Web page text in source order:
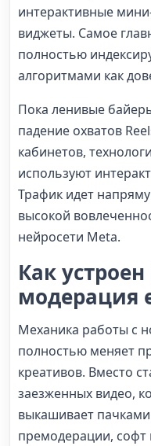
интерактивные
виджеты. Самое
полностью
алгоритмами как
Пока ленивые
падение охватов
кабинетов,
используют
Трафик идет
высокой
нейросети Meta.
Как
модерация
Механика работы с
полностью меняет
креативов. Вместо
заезженных видео,
выкашивает
премодерации, софт